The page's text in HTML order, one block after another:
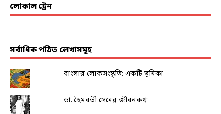
লোকাল ট্রেন
সর্বাধিক পঠিত লেখাসমূহ
বাংলার লোকসংস্কৃতি: একটি ভূমিকা
ডা. হৈমবতী সেনের জীবনকথা